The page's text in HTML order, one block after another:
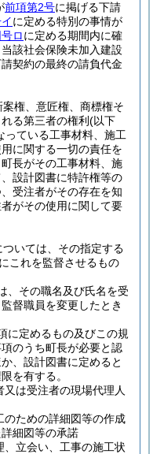
前項第2号に掲げる下請
に定める特別の事情が
ロに定める期間内に確
該社会保険未加入建設
契約の最終の請負代金
権、意匠権、商標権そ
る第三者の権利 (以下
っている工事材料、施工
に関する一切の責任を
長がその工事材料、施
設計図書に特許権等の
受注者がその存在を知
がその使用に関して要
いては、その指定する
にこれを監督させるもの
、その職名及び氏名を受
監督職員を変更したとき
に定めるもの及びこの規
のうち町長が必要と認
、設計図書に定めると
を有する。
は受注者の現場代理人
ための詳細図等の作成
細図等の承諾
立会い、工事の施工状